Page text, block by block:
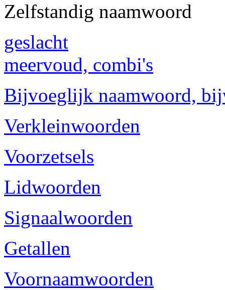
Zelfstandig naamwoord
geslacht
meervoud, combi's
Bijvoeglijk naamwoord,
Verkleinwoorden
Voorzetsels
Lidwoorden
Signaalwoorden
Getallen
Voornaamwoorden